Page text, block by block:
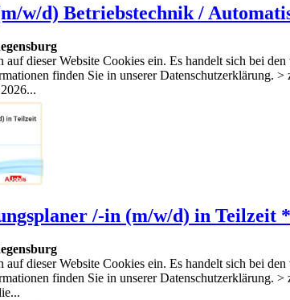
w/d) Betriebstechnik /
auf dieser Website Cookies ein. Es handelt sich bei
finden Sie in unserer Datenschutzerklärung.
/-in (m/w/d) in Teilzeit *
auf dieser Website Cookies ein. Es handelt sich bei
finden Sie in unserer Datenschutzerklärung.